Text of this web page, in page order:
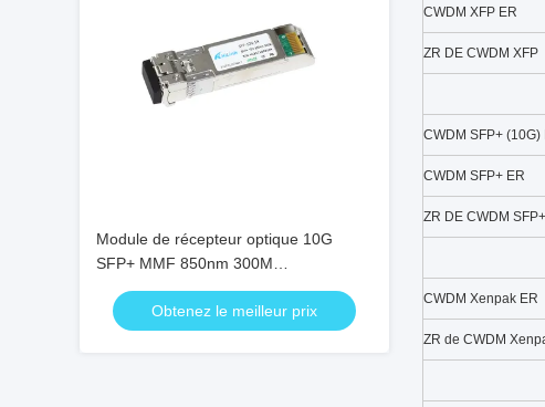
Module de récepteur optique 10G
SFP+ MMF 850nm 300M
Transcepteurs optiques DDM SFP-
10G-SRObtenez le meilleur prix
CWDM XFP ER
ZR DE CWDM XFP
CWDM SFP+ (10G)
CWDM SFP+ ER
ZR DE CWDM SFP+
CWDM Xenpak ER
ZR de CWDM